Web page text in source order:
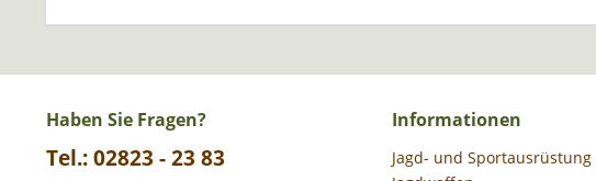
Haben Sie Fragen?
Tel.: 02823 - 23 83
Informationen
Jagd- und Sportausrüstung